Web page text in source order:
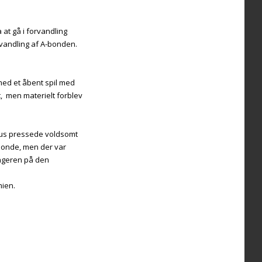
at gå i forvandling
af A-bonden.
et åbent spil med
men materielt forblev
pressede voldsomt
men der var
på den